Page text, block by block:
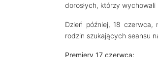
dorosłych, którzy
Dzień później, 18 czerwca,
rodzin szukających seansu
Premiery 17 czerwca: